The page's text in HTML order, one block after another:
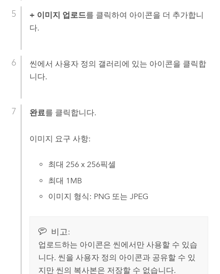
+ 이미지 업로드를 클릭하여 아이콘을 더 추가합니
다.
씬에서 사용자 정의 갤러리에 있는 아이콘을 클릭합
니다.
완료를 클릭합니다.
이미지 요구 사항:
최대 256 x 256픽셀
최대 1MB
이미지 형식: PNG 또는 JPEG
비고:
업로드하는 아이콘은 씬에서만 사용할 수 있습
니다. 씬을 사용자 정의 아이콘과 공유할 수 있
지만 씬의 복사본은 저장할 수 없습니다.